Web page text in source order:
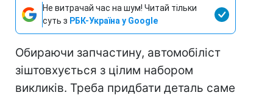
Не витрачай час на шум! Читай тільки
суть з РБК-Україна у Google
Обираючи запчастину, автомобіліст
зіштовхується з цілим набором
викликів. Треба придбати деталь саме